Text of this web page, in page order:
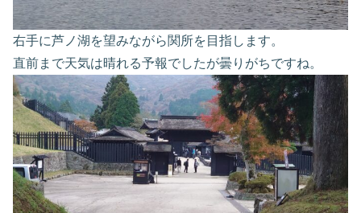
右手に芦ノ湖を望みながら関所を目指します。
直前まで天気は晴れる予報でしたが曇りがちですね。